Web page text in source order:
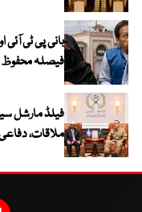
بانی پی ٹی
فیصلہ محفوظ
فیلڈ مارشل
ملاقات،